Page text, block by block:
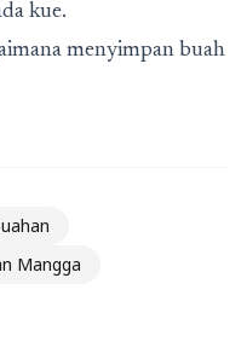
kue.
menyimpan buah
Mangga